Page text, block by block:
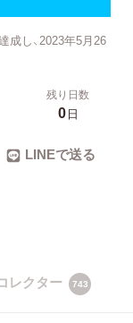
成し、2023年5月26
残り日数
0日
LINEで送る
レクター 743